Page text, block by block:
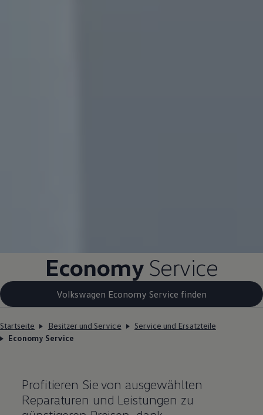
Economy Service
Volkswagen Economy Service finden
Startseite Besitzer und Service
Service und Ersatzteile
Economy Service
Profitieren Sie von ausgewählten
Reparaturen und Leistungen zu